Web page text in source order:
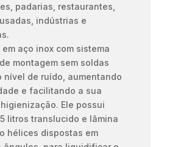
padarias, restaurantes,
indústrias e
aço inox com sistema
montagem sem soldas
nível de ruído, aumentando
e facilitando a sua
Ele possui
litros translucido e lâmina
hélices dispostas em